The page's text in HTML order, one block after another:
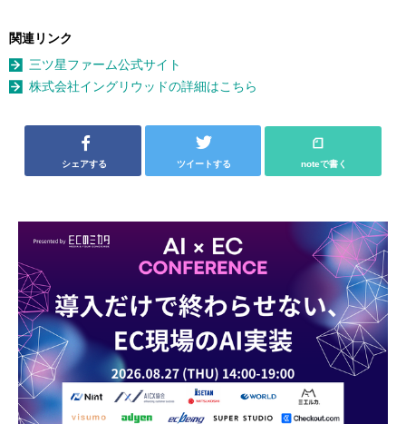
関連リンク
三ツ星ファーム公式サイト
株式会社イングリウッドの詳細はこちら
シェアする ツイートする noteで書く